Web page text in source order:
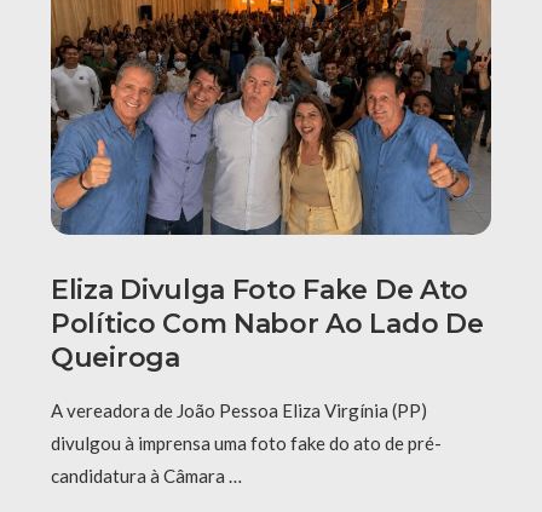
Eliza Divulga Foto Fake De Ato
Político Com Nabor Ao Lado De
Queiroga
A vereadora de João Pessoa Eliza Virgínia (PP)
divulgou à imprensa uma foto fake do ato de pré-
candidatura à Câmara …